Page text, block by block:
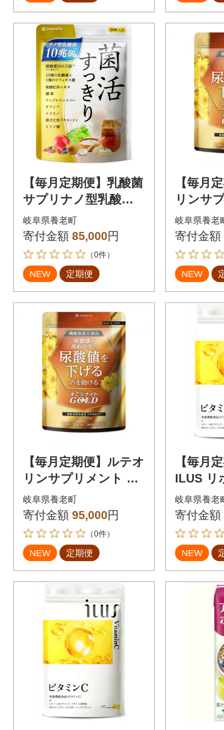
【毎月定期便】乳酸菌
サプリナノ型乳酸菌1
0兆個&ビフィズス菌
配合菌活すっきり180
日180粒全4回
岐阜県養老町
寄付金額 85,000円
（0件）
NEW 定期便
【毎月
リンサ
ニシナ
酸値ケ
全4回
岐阜県養老
寄付金額
NEW
【毎月定期便】ルテオ
リンサプリメント キ
ニシナイトGOLD 尿
酸値ケア 180日(180
粒)全4回
岐阜県養老町
寄付金額 95,000円
（0件）
NEW 定期便
【毎月
ILUS リ
ミンC
全4回
岐阜県養老
寄付金額
NEW